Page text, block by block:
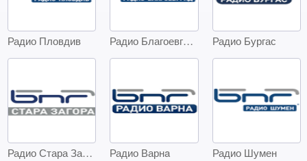
Радио Пловдив Радио Благоевград Радио Бургас
Радио Стара Загора Радио Варнa Радио Шумен